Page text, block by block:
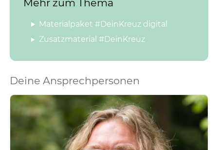
Mehr zum Thema
Materialpaket #DeinKreuz digital
Zusatzmaterial #DeinKreuz
Deine Ansprechpersonen